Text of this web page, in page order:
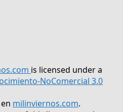
is licensed under a
NoComercial 3.0
milinviernos.com.